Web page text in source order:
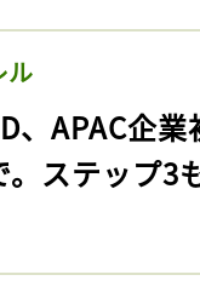
ル
、APAC企
ステップ3